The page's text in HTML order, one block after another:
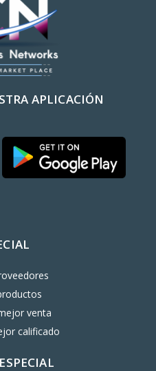
APLICACIÓN
venta
calificado